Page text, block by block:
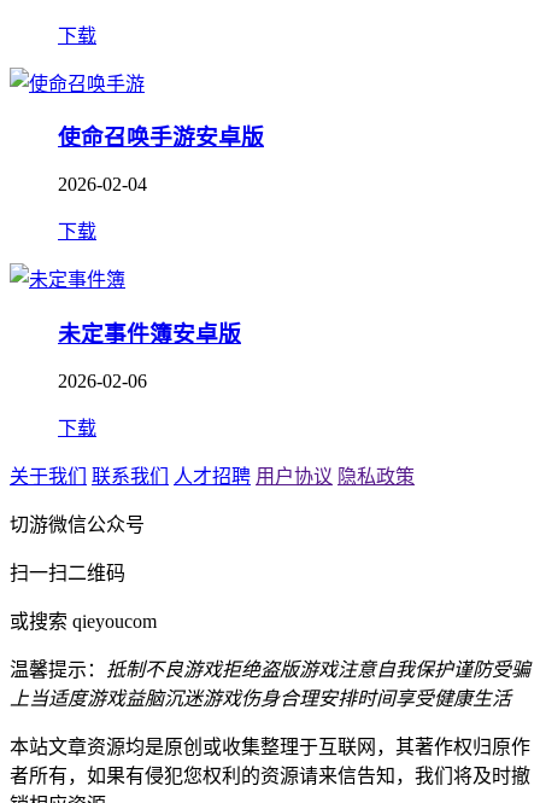
下载
使命召唤手游安卓版
2026-02-04
下载
未定事件簿安卓版
2026-02-06
下载
关于我们 联系我们 人才招聘 用户协议 隐私政策
切游微信公众号
扫一扫二维码
或搜索 qieyoucom
温馨提示： 抵制不良游戏拒绝盗版游戏注意自我保护谨防受骗
上当适度游戏益脑沉迷游戏伤身合理安排时间享受健康生活
本站文章资源均是原创或收集整理于互联网，其著作权归原作
者所有，如果有侵犯您权利的资源请来信告知，我们将及时撤